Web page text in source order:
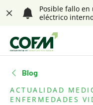
Saltar navegación. Ir
Posible fallo
eléctrico
(Referencia: PS,
Tecla de acceso 1
Blog
ACTUALIDAD
ENFERMEDADES